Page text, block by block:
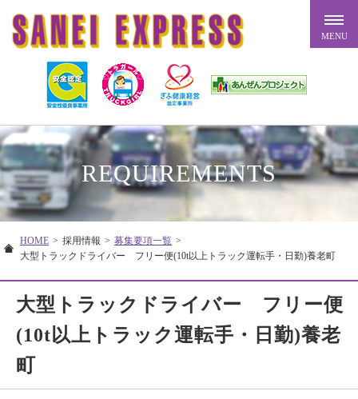
REQUIREMENTS
HOME > 採用情報 > 募集要項一覧 >
大型トラックドライバー フリー便(10t以上トラック運転手・日勤)養老町
大型トラックドライバー フリー便
(10t以上トラック運転手・日勤)養老
町